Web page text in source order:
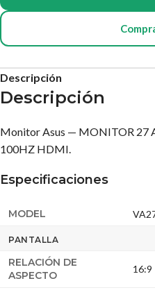
Descripción
Descripción
Monitor Asus — MONITOR 27
100HZ HDMI.
Especificaciones
MODEL
PANTALLA
RELACIÓN DE
ASPECTO
16:9